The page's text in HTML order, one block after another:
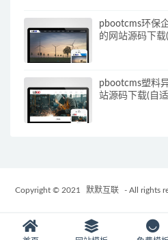
pbootcms环保
的网站源码下
pbootcms塑料
站源码下载(自
Copyright © 2021 默默互联 - All rights